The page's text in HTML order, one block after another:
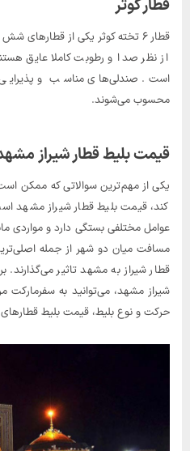
قطار کوثر
قطار ۶ تخته کوثر یکی از
از نظر صدا و رطوبت کاملا عایق
است. صندلی‌های مناسب و پذیرایی
محسوب می‌شوند.
قیمت بلیط قطار شیراز
یکی از مهم‌ترین سوالاتی که ممکن
کند، قیمت بلیط قطار شیراز مشهد
عوامل مختلفی بستگی دارد و مواردی
مسافت میان دو شهر از جمله
قطار شیراز به مشهد تاثیر می‌گذارند.
شیراز مشهد، می‌توانید به
حرکت و نوع بلیط، قیمت بلیط